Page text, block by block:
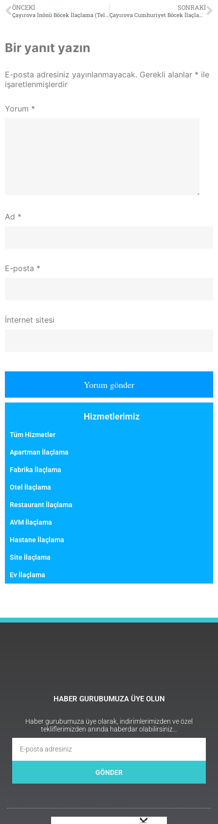
ÖNCEKI
Çayırova İnönü Böcek İlaçlama (Tel: 0532 564 18 95)
SONRAKI
Çayırova Cumhuriyet Böcek İlaçlama (Tel: 0532 564 18 95)
Bir yanıt yazın
E-posta adresiniz yayınlanmayacak. Gerekli alanlar * ile
işaretlenmişlerdir
Yorum *
Ad *
E-posta *
İnternet sitesi
Hizmetlerimiz
Tüm Hizmetler
Apartman İlaçlama
Fabrika İlaçlama
Otel İlaçlama
Restaurant İlaçlama
AVM İlaçlama
Hastane İlaçlama
Site İlaçlama
Ev İlaçlama
HABER GURUBUMUZA ÜYE OLUN
Haber gurubumuza üye olarak, indirimlerimizden ve özel
tekliflerimizden anında haberdar olabilirsiniz…
GÖNDER